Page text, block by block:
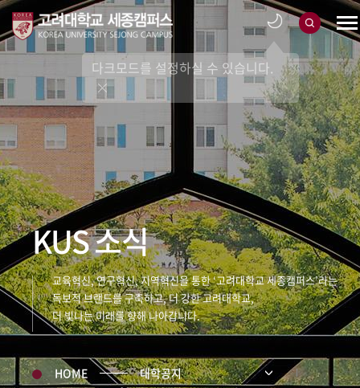
다크모드를 설정하실 수 있습니다.
KUS 소식
교육혁신, 연구혁신, 지역혁신을 통한 ‘고려대학교 세종캠퍼스’라는
독보적 브랜드를 구축하고, 더 강한 고려대학교,
더 빛나는 미래를 향해 나아갑니다.
HOME 대학공지